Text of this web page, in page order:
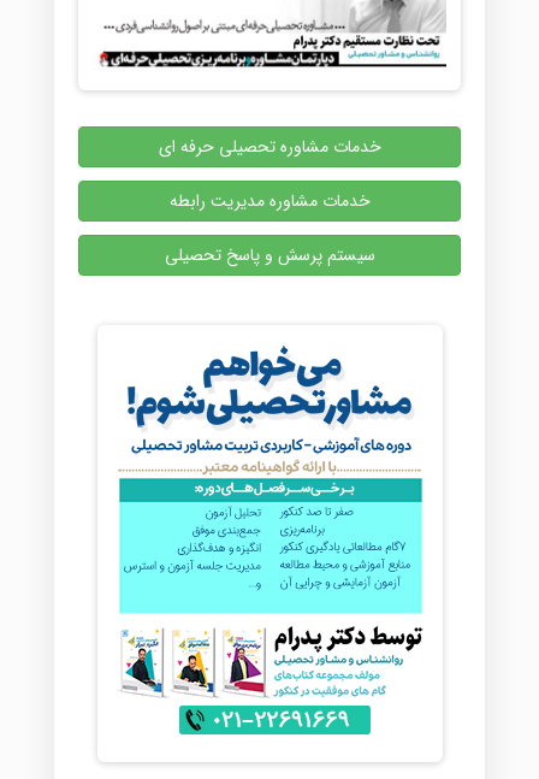
خدمات مشاوره تحصیلی حرفه ای
خدمات مشاوره مدیریت رابطه
سیستم پرسش و پاسخ تحصیلی